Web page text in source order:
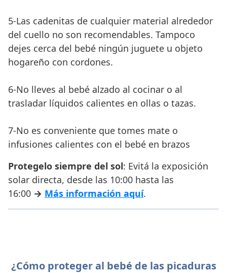
5-Las cadenitas de cualquier material alrededor
del cuello no son recomendables. Tampoco
dejes cerca del bebé ningún juguete u objeto
hogareño con cordones.
6-No lleves al bebé alzado al cocinar o al
trasladar líquidos calientes en ollas o tazas.
7-No es conveniente que tomes mate o
infusiones calientes con el bebé en brazos
Protegelo siempre del sol: Evitá la exposición
solar directa, desde las 10:00 hasta las
16:00 → Más información aquí.
¿Cómo proteger al bebé de las picaduras